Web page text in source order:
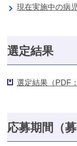
現在実施中の病
選定結果
選定結果（PDF
応募期間（